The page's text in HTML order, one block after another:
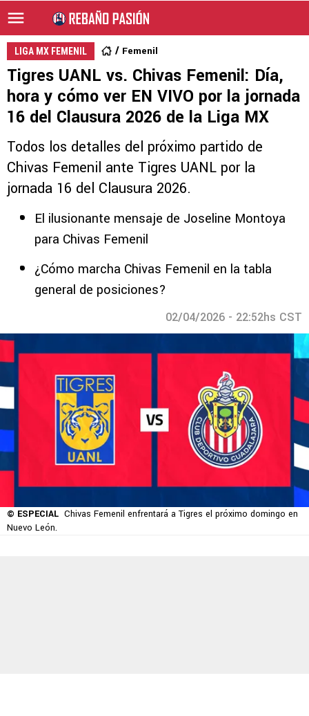
LIGA MX FEMENIL Femenil
Tigres UANL vs. Chivas Femenil: Día,
hora y cómo ver EN VIVO por la jornada
16 del Clausura 2026 de la Liga MX
Todos los detalles del próximo partido de
Chivas Femenil ante Tigres UANL por la
jornada 16 del Clausura 2026.
El ilusionante mensaje de Joseline Montoya
para Chivas Femenil
¿Cómo marcha Chivas Femenil en la tabla
general de posiciones?
02/04/2026 - 22:52hs CST
© ESPECIAL Chivas Femenil enfrentará a Tigres el próximo domingo en
Nuevo León.